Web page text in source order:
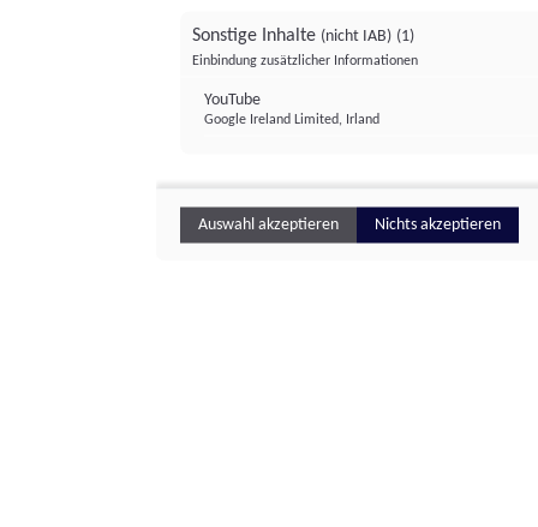
Sonstige Inhalte (nicht IAB) (1)
Einbindung zusätzlicher Informationen
YouTube
Google Ireland Limited, Irland
Auswahl akzeptieren Nichts akzeptieren